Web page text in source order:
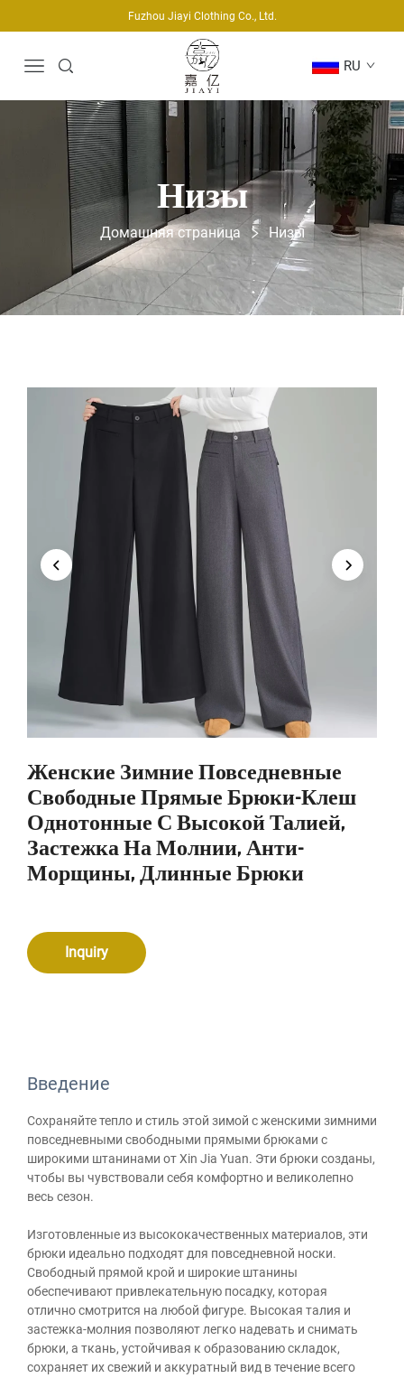
Fuzhou Jiayi Clothing Co., Ltd.
RU
Низы
Домашняя страница Низы
Женские Зимние Повседневные
Свободные Прямые Брюки-Клеш
Однотонные С Высокой Талией,
Застежка На Молнии, Анти-
Морщины, Длинные Брюки
Inquiry
Введение
Сохраняйте тепло и стиль этой зимой с женскими зимними
повседневными свободными прямыми брюками с
широкими штанинами от Xin Jia Yuan. Эти брюки созданы,
чтобы вы чувствовали себя комфортно и великолепно
весь сезон.
Изготовленные из высококачественных материалов, эти
брюки идеально подходят для повседневной носки.
Свободный прямой крой и широкие штанины
обеспечивают привлекательную посадку, которая
отлично смотрится на любой фигуре. Высокая талия и
застежка-молния позволяют легко надевать и снимать
брюки, а ткань, устойчивая к образованию складок,
сохраняет их свежий и аккуратный вид в течение всего